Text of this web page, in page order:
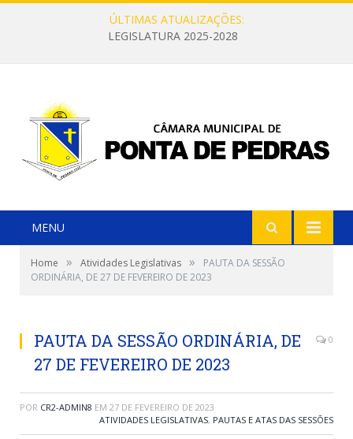
ÚLTIMAS ATUALIZAÇÕES:
LEGISLATURA 2025-2028
MENU
Home » Atividades Legislativas »
PAUTA DA SESSÃO
ORDINÁRIA, DE 27 DE FEVEREIRO DE 2023
PAUTA DA SESSÃO ORDINÁRIA, DE
27 DE FEVEREIRO DE 2023
0
POR CR2-ADMIN8 EM 27 DE FEVEREIRO DE 2023
ATIVIDADES LEGISLATIVAS, PAUTAS E ATAS DAS SESSÕES